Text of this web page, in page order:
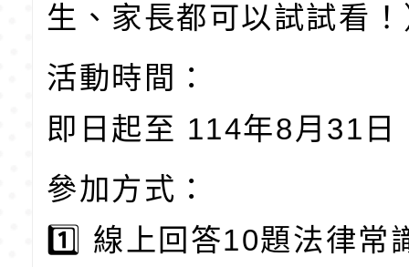
生、家長都可以試試看
活動時間：
即日起至 114年8月31日
參加方式：
1️⃣ 線上回答10題法律常